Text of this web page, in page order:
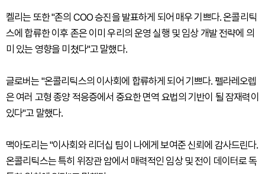
켈리는 또한 "존의 COO 승진을 발표하게 되어 매우 기쁘다. 온콜리틱
스에 합류한 이후 존은 이미 우리의 운영 실행 및 임상 개발 전략에 의
미 있는 영향을 미쳤다"고 말했다.
글로버는 "온콜리틱스의 이사회에 합류하게 되어 기쁘다. 펠라레오렙
은 여러 고형 종양 적응증에서 중요한 면역 요법의 기반이 될 잠재력이
있다"고 말했다.
맥아도리는 "이사회와 리더십 팀이 나에게 보여준 신뢰에 감사드린다.
온콜리틱스는 특히 위장관 암에서 매력적인 임상 및 전이 데이터로 독